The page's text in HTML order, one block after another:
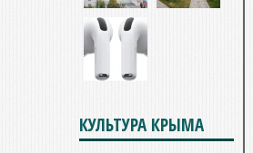
КУЛЬТУРА КРЫМА